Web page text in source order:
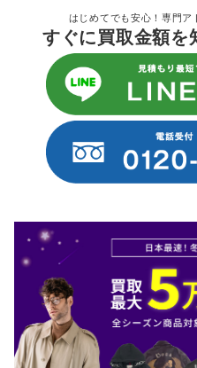
はじめてでも安心！専門ア
すぐに買取金額を